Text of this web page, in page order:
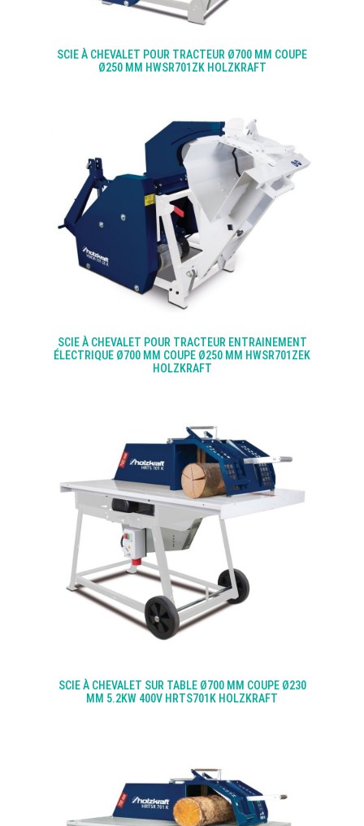
SCIE À CHEVALET POUR TRACTEUR Ø700 MM COUPE
Ø250 MM HWSR701ZK HOLZKRAFT
SCIE À CHEVALET POUR TRACTEUR ENTRAINEMENT
ÉLECTRIQUE Ø700 MM COUPE Ø250 MM HWSR701ZEK
HOLZKRAFT
SCIE À CHEVALET SUR TABLE Ø700 MM COUPE Ø230
MM 5.2KW 400V HRTS701K HOLZKRAFT